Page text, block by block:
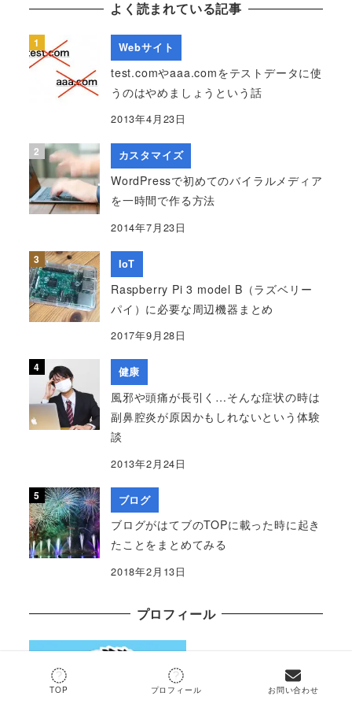
よく読まれている記事
Webサイト
test.comやaaa.comをテストデータに使
うのはやめましょうという話
2013年4月23日
カスタマイズ
WordPressで初めてのバイラルメディア
を一時間で作る方法
2014年7月23日
IoT
Raspberry Pi 3 model B（ラズベリー
パイ）に必要な周辺機器まとめ
2017年9月28日
健康
風邪や頭痛が長引く…そんな症状の時は
副鼻腔炎が原因かもしれないという体験
談
2013年2月24日
ブログ
ブログがはてブのTOPに載った時に起き
たことをまとめてみる
2018年2月13日
プロフィール
TOP プロフィール お問い合わせ